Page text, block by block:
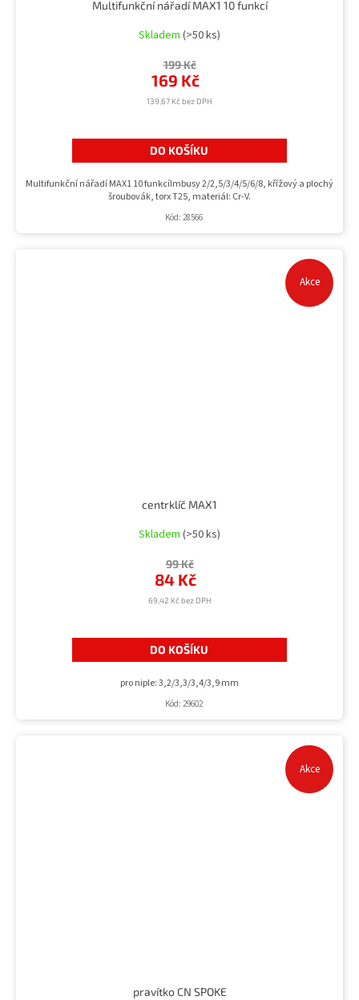
Multifunkční nářadí MAX1 10 funkcí
Skladem (>50 ks)
139,67 Kč bez DPH
169 Kč
199 Kč
DO KOŠÍKU
Multifunkční nářadí MAX1 10 funkcíImbusy 2/2,5/3/4/5/6/8, křížový a plochý
šroubovák, torx T25, materiál: Cr-V.
Kód: 28566
Akce
centrklíč MAX1
Skladem (>50 ks)
69,42 Kč bez DPH
84 Kč
99 Kč
DO KOŠÍKU
pro niple: 3,2/3,3/3,4/3,9 mm
Kód: 29602
Akce
pravítko CN SPOKE